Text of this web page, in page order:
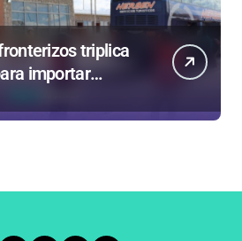
triplica
importar